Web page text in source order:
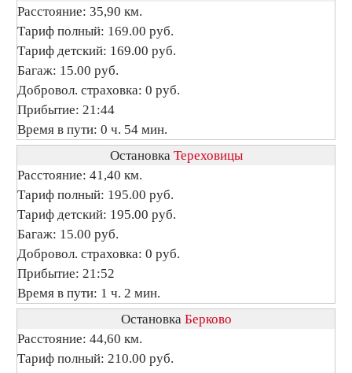
Расстояние: 35,90 км.
Тариф полный: 169.00 руб.
Тариф детский: 169.00 руб.
Багаж: 15.00 руб.
Добровол. страховка: 0 руб.
Прибытие: 21:44
Время в пути: 0 ч. 54 мин.
Остановка Тереховицы
Расстояние: 41,40 км.
Тариф полный: 195.00 руб.
Тариф детский: 195.00 руб.
Багаж: 15.00 руб.
Добровол. страховка: 0 руб.
Прибытие: 21:52
Время в пути: 1 ч. 2 мин.
Остановка Берково
Расстояние: 44,60 км.
Тариф полный: 210.00 руб.